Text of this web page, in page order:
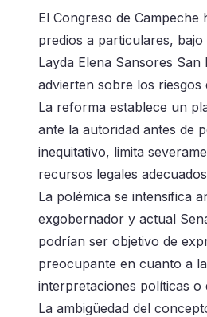
El Congreso de
predios a particulares,
Layda Elena Sansores
advierten sobre los
La reforma establece un
ante la autoridad antes de
inequitativo, limita
recursos legales
La polémica se intensifica
exgobernador y actual
podrían ser objetivo de
preocupante en cuanto a
interpretaciones políticas o
La ambigüedad del